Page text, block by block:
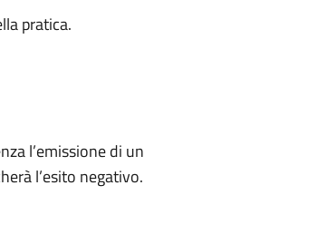
pratica.
l’emissione di un
l’esito negativo.